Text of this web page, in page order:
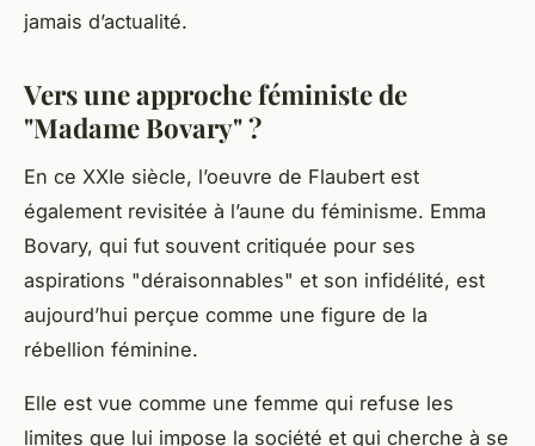
jamais d’actualité.
Vers une approche féministe de
"Madame Bovary" ?
En ce XXIe siècle, l’oeuvre de Flaubert est
également revisitée à l’aune du féminisme. Emma
Bovary, qui fut souvent critiquée pour ses
aspirations "déraisonnables" et son infidélité, est
aujourd’hui perçue comme une figure de la
rébellion féminine.
Elle est vue comme une femme qui refuse les
limites que lui impose la société et qui cherche à se